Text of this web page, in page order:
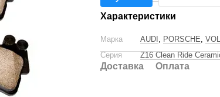
Характеристики
Марка AUDI , PORSCHE,
Серия
Z16 Clean Ride
Доставка Оплата